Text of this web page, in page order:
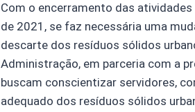
Com o encerramento das
de 2021, se faz necessária uma
descarte dos resíduos sólidos
Administração, em parceria com a
buscam conscientizar servidores,
adequado dos resíduos sólidos